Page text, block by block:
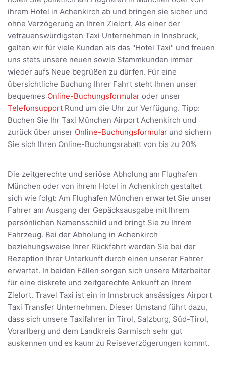
ihrem Hotel in Achenkirch ab und bringen sie sicher und
ohne Verzögerung an Ihren Zielort. Als einer der
vetrauenswürdigsten Taxi Unternehmen in Innsbruck,
gelten wir für viele Kunden als das "Hotel Taxi" und freuen
uns stets unsere neuen sowie Stammkunden immer
wieder aufs Neue begrüßen zu dürfen. Für eine
übersichtliche Buchung Ihrer Fahrt steht Ihnen unser
bequemes Online-Buchungsformular oder unser
Telefonsupport Rund um die Uhr zur Verfügung. Tipp:
Buchen Sie Ihr Taxi München Airport Achenkirch und
zurück über unser Online-Buchungsformular und sichern
Sie sich Ihren Online-Buchungsrabatt von bis zu 20%
Die zeitgerechte und seriöse Abholung am Flughafen
München oder von ihrem Hotel in Achenkirch gestaltet
sich wie folgt: Am Flughafen München erwartet Sie unser
Fahrer am Ausgang der Gepäcksausgabe mit Ihrem
persönlichen Namensschild und bringt Sie zu Ihrem
Fahrzeug. Bei der Abholung in Achenkirch
beziehungsweise Ihrer Rückfahrt werden Sie bei der
Rezeption Ihrer Unterkunft durch einen unserer Fahrer
erwartet. In beiden Fällen sorgen sich unsere Mitarbeiter
für eine diskrete und zeitgerechte Ankunft an Ihrem
Zielort. Travel Taxi ist ein in Innsbruck ansässiges Airport
Taxi Transfer Unternehmen. Dieser Umstand führt dazu,
dass sich unsere Taxifahrer in Tirol, Salzburg, Süd-Tirol,
Vorarlberg und dem Landkreis Garmisch sehr gut
auskennen und es kaum zu Reiseverzögerungen kommt.